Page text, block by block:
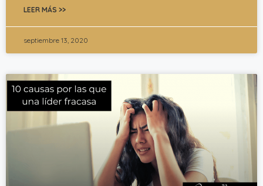
LEER MÁS >>
septiembre 13, 2020